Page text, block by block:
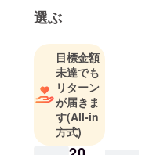
なった今、
る生活の中
の癒しを提
供すべく、
プロジェク
トに挑戦し
ています。
選ぶ
目標金額
未達でも
リターン
が届きま
す(All-in
方式)